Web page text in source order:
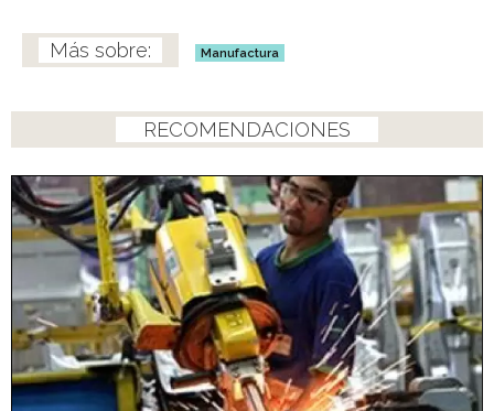
Manufactura
RECOMENDACIONES